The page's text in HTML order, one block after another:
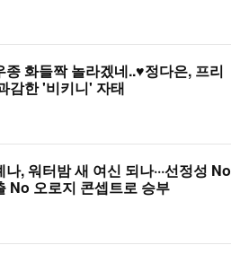
종 화들짝 놀라겠네..♥정다은, 프리
감한 '비키니' 자태
나, 워터밤 새 여신 되나···선정성 No
No 오로지 콘셉트로 승부